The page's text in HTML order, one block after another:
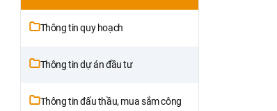
Thông tin quy hoạch
Thông tin dự án đầu tư
Thông tin đấu thầu, mua sắm công